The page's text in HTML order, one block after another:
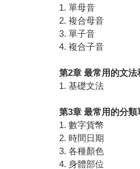
1. 單母音
2. 複合母音
3. 單子音
4. 複合子音
第2章 最常用的文法
1. 基礎文法
第3章 最常用的分類
1. 數字貨幣
2. 時間日期
3. 各種顏色
4. 身體部位